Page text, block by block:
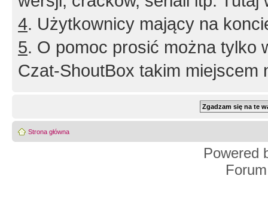
4. Użytkownicy mający na
5. O pomoc prosić można tylko
Czat-ShoutBox takim miejscem
Strona główna
Powered